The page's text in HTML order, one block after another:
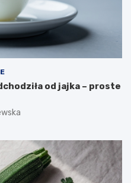
od jajka – proste